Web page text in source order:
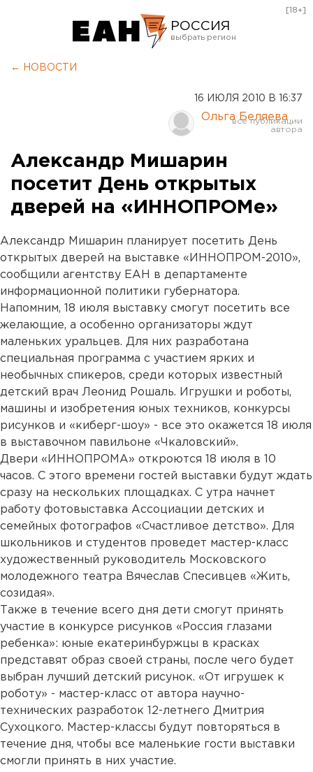
РОССИЯ
Курган
Оренбург
[18+]
← НОВОСТИ
16 ИЮЛЯ 2010 В 16:37
Ольга Беляева
Александр Мишарин
посетит День открытых
дверей на «ИННОПРОМе»
Александр Мишарин планирует посетить День
открытых дверей на выставке «ИННОПРОМ-2010»,
сообщили агентству ЕАН в департаменте
информационной политики губернатора.
Напомним, 18 июля выставку смогут посетить все
желающие, а особенно организаторы ждут
маленьких уральцев. Для них разработана
специальная программа с участием ярких и
необычных спикеров, среди которых известный
детский врач Леонид Рошаль. Игрушки и роботы,
машины и изобретения юных техников, конкурсы
рисунков и «киберг-шоу» - все это окажется 18 июля
в выставочном павильоне «Чкаловский».
Двери «ИННОПРОМА» откроются 18 июля в 10
часов. С этого времени гостей выставки будут ждать
сразу на нескольких площадках. С утра начнет
работу фотовыставка Ассоциации детских и
семейных фотографов «Счастливое детство». Для
школьников и студентов проведет мастер-класс
художественный руководитель Московского
молодежного театра Вячеслав Спесивцев «Жить,
созидая».
Также в течение всего дня дети смогут принять
участие в конкурсе рисунков «Россия глазами
ребенка»: юные екатеринбуржцы в красках
представят образ своей страны, после чего будет
выбран лучший детский рисунок. «От игрушек к
роботу» - мастер-класс от автора научно-
технических разработок 12-летнего Дмитрия
Сухоцкого. Мастер-классы будут повторяться в
течение дня, чтобы все маленькие гости выставки
смогли принять в них участие.